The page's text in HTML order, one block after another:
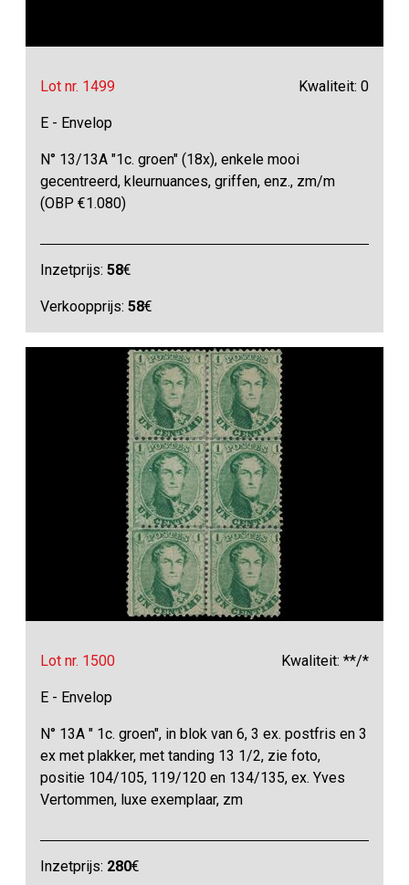
Lot nr. 1499 Kwaliteit: 0
E - Envelop
N° 13/13A "1c. groen" (18x), enkele mooi
gecentreerd, kleurnuances, griffen, enz., zm/m
(OBP €1.080)
Inzetprijs:58€
Verkoopprijs:58€
Lot nr. 1500 Kwaliteit: **/*
E - Envelop
N° 13A " 1c. groen", in blok van 6, 3 ex. postfris en 3
ex met plakker, met tanding 13 1/2, zie foto,
positie 104/105, 119/120 en 134/135, ex. Yves
Vertommen, luxe exemplaar, zm
Inzetprijs: 280€